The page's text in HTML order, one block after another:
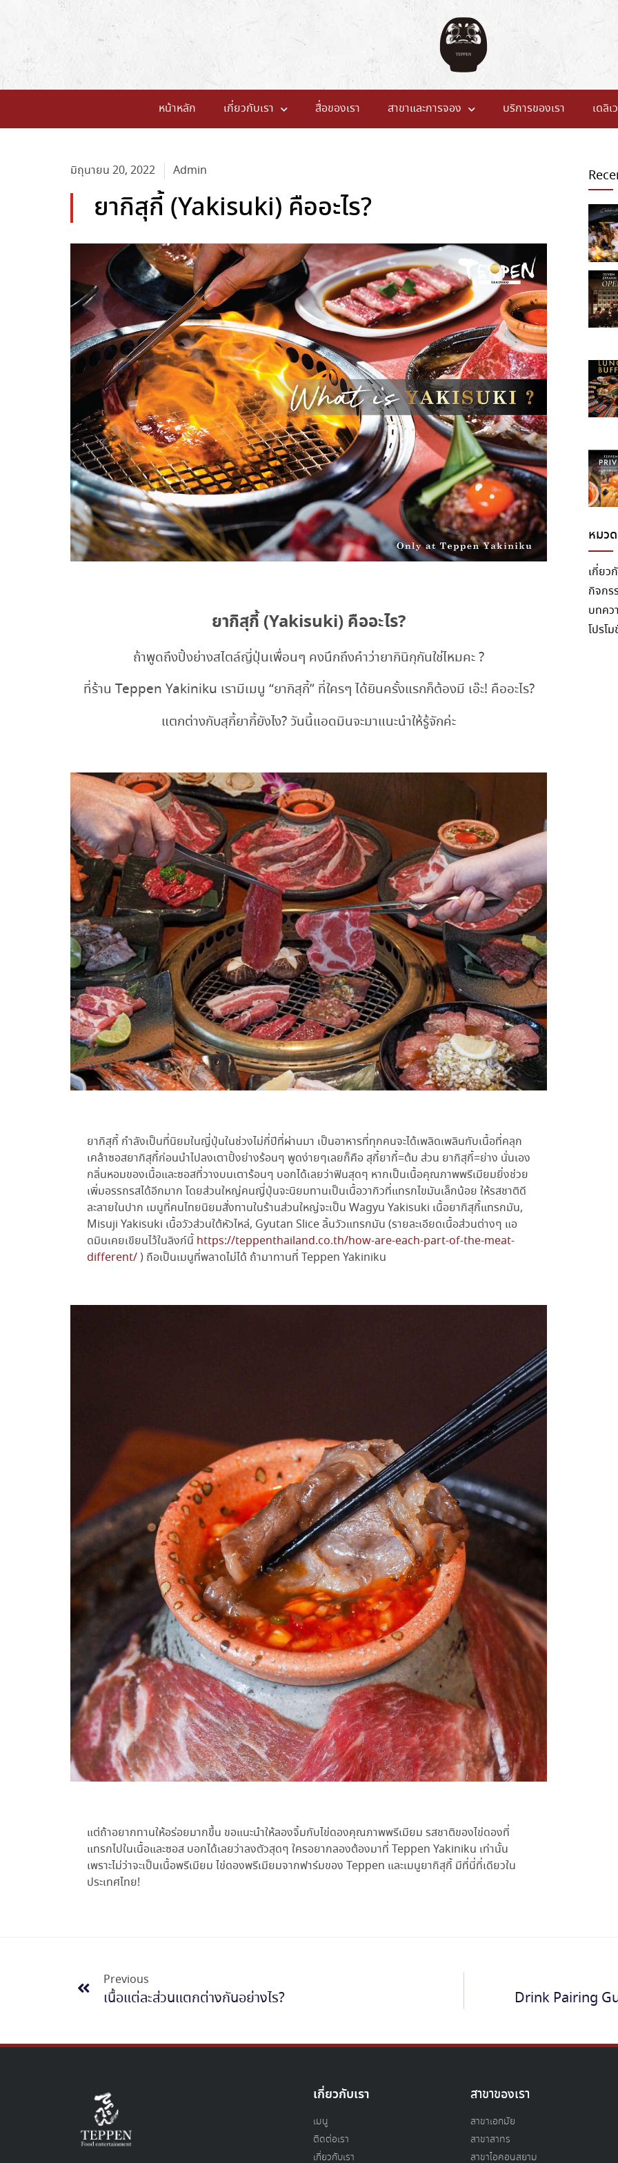
หน้าหลัก เกี่ยวกับเรา สื่อของเรา สาขาและการจอง บริการของเรา เดลิเ
มิถุนายน 20, 2022 Admin
ยากิสุกี้ (Yakisuki) คืออะไร?
ยากิสุกี้ (Yakisuki) คืออะไร?
ถ้าพูดถึงปิ้งย่างสไตล์ญี่ปุ่นเพื่อนๆ คงนึกถึงคำว่ายากินิกุกันใช่ไหมคะ ?
ที่ร้าน Teppen Yakiniku เรามีเมนู “ยากิสุกี้” ที่ใครๆ ได้ยินครั้งแรกก็ต้องมี เอ๊ะ! คืออะไร?
แตกต่างกับสุกี้ยากี้ยังไง? วันนี้แอดมินจะมาแนะนำให้รู้จักค่ะ
ยากิสุกี้ กำลังเป็นที่นิยมในญี่ปุ่นในช่วงไม่กี่ปีที่ผ่านมา เป็นอาหารที่ทุกคนจะได้เพลิดเพลินกับเนื้อที่คลุก
เคล้าซอสยากิสุกี้ก่อนนำไปลงเตาปิ้งย่างร้อนๆ พูดง่ายๆเลยก็คือ สุกี้ยากี้=ต้ม ส่วน ยากิสุกี้=ย่าง นั่นเอง
กลิ่นหอมของเนื้อและซอสที่วางบนเตาร้อนๆ บอกได้เลยว่าฟินสุดๆ หากเป็นเนื้อคุณภาพพรีเมียมยิ่งช่วย
เพิ่มอรรถรสได้อีกมาก โดยส่วนใหญ่คนญี่ปุ่นจะนิยมทานเป็นเนื้อวากิวที่แทรกไขมันเล็กน้อย ให้รสชาติดี
ละลายในปาก เมนูที่คนไทยนิยมสั่งทานในร้านส่วนใหญ่จะเป็น Wagyu Yakisuki เนื้อยากิสุกี้แทรกมัน,
Misuji Yakisuki เนื้อวัวส่วนใต้หัวไหล่, Gyutan Slice ลิ้นวัวแทรกมัน (รายละเอียดเนื้อส่วนต่างๆ แอ
ดมินเคยเขียนไว้ในลิงก์นี้ https://teppenthailand.co.th/how-are-each-part-of-the-meat-
different/) ถือเป็นเมนูที่พลาดไม่ได้ ถ้ามาทานที่ Teppen Yakiniku
แต่ถ้าอยากทานให้อร่อยมากขึ้น ขอแนะนำให้ลองจิ้มกับไข่ดองคุณภาพพรีเมียม รสชาติของไข่ดองที่
แทรกไปในเนื้อและซอส บอกได้เลยว่าลงตัวสุดๆ ใครอยากลองต้องมาที่ Teppen Yakiniku เท่านั้น
เพราะไม่ว่าจะเป็นเนื้อพรีเมียม ไข่ดองพรีเมียมจากฟาร์มของ Teppen และเมนูยากิสุกี้ มีที่นี่ที่เดียวใน
ประเทศไทย!
หมว
เกี่ยว
กิจกร
บทคว
โปรโ
Previous
เนื้อแต่ละส่วนแตกต่างกันอย่างไร? Drink Pairing
เกี่ยวกับเรา
เมนู
ติดต่อเรา
เกี่ยวกับเรา
สาขาของเรา
สาขาเอกมัย
สาขาสาทร
สาขาไอคอนสยาม